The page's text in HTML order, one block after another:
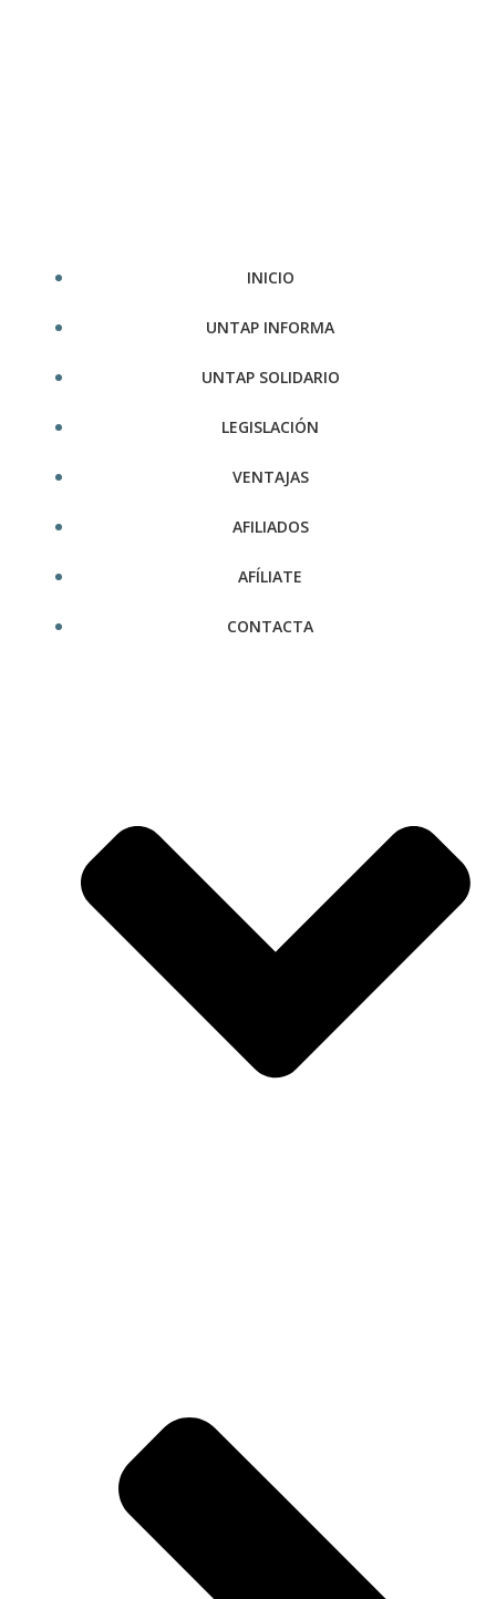
INICIO
UNTAP INFORMA
UNTAP SOLIDARIO
LEGISLACIÓN
VENTAJAS
AFILIADOS
AFÍLIATE
CONTACTA